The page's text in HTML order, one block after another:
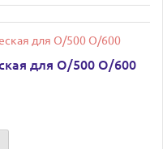
для О/500 О/600